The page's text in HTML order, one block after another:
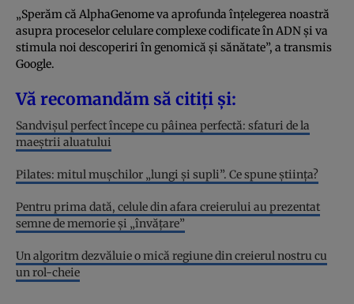
„Sperăm că AlphaGenome va aprofunda înțelegerea noastră
asupra proceselor celulare complexe codificate în ADN și va
stimula noi descoperiri în genomică și sănătate”, a transmis
Google.
Vă recomandăm să citiți și:
Sandvișul perfect începe cu pâinea perfectă: sfaturi de la
maeștrii aluatului
Pilates: mitul mușchilor „lungi și supli”. Ce spune știința?
Pentru prima dată, celule din afara creierului au prezentat
semne de memorie și „învățare”
Un algoritm dezvăluie o mică regiune din creierul nostru cu
un rol-cheie